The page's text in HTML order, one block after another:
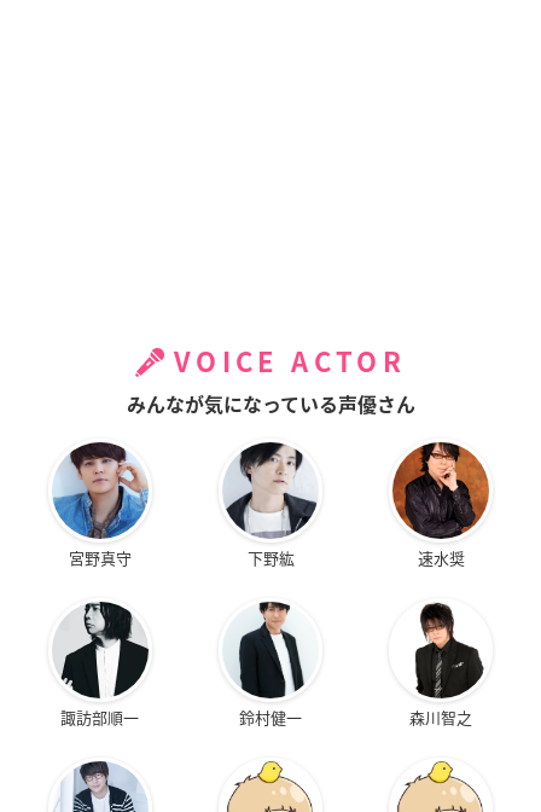
VOICE ACTOR
みんなが気になっている声優さん
宮野真守 下野紘 速水奨
諏訪部順一 鈴村健一 森川智之